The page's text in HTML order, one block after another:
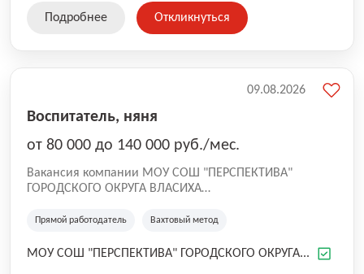
в коллективе и поддержка руководства.
Подробнее Откликнуться
Воспитатель, няня
от 80 000 до 140 000 руб./мес.
Вакансия компании МОУ СОШ "ПЕРСПЕКТИВА"
ГОРОДСКОГО ОКРУГА ВЛАСИХА
уютном зеленом живописном посёлке Власиха ЗАТО
качественного образования и развитие творческого
Прямой работодатель Вахтовый метод
МОУ СОШ "ПЕРСПЕКТИВА" ГОРОДСКОГО ОКРУГА...
09.08.2026